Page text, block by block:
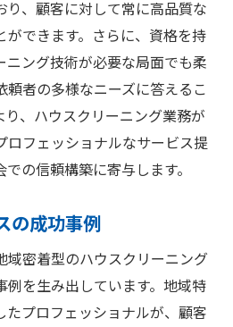
ウスクリーニング資格とは
ーな清掃技術の学習
献が評価される理由
方法の広がり
品の活用法
和を目指す清掃活動
ウスクリーニングの専門知
らす清掃の質の向上
の内容と特徴
、顧客に対して常に高品質な
できます。さらに、資格を持
ング技術が必要な局面でも柔
者の多様なニーズに答えるこ
り、ハウスクリーニング業務が
ロフェッショナルなサービス提
の信頼構築に寄与します。
の成功事例
域密着型のハウスクリーニング
を生み出しています。地域特
プロフェッショナルが、顧客